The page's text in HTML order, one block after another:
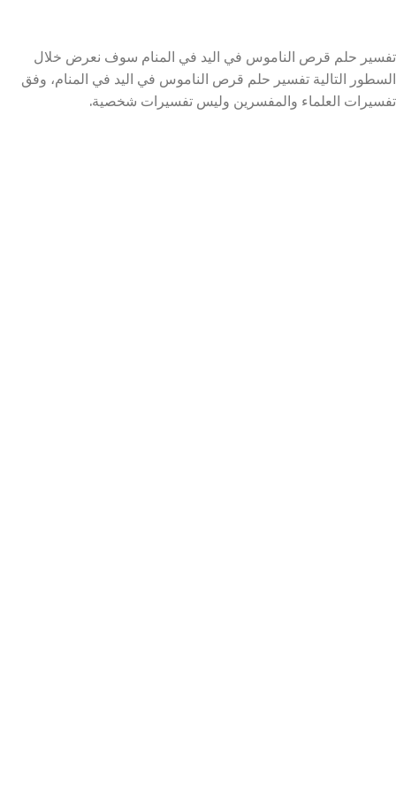
تفسير حلم قرص الناموس في اليد في المنام سوف نعرض خلال
السطور التالية تفسير حلم قرص الناموس في اليد في المنام، وفق
تفسيرات العلماء والمفسرين وليس تفسيرات شخصية.